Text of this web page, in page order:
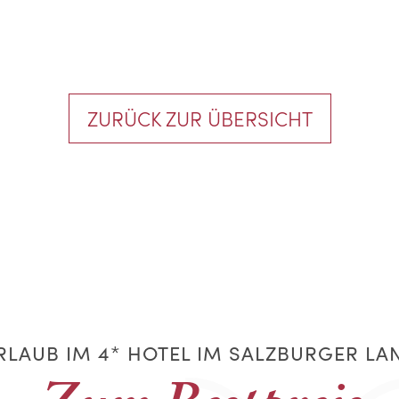
ZURÜCK ZUR ÜBERSICHT
IM 4* HOTEL IM SALZBURGER